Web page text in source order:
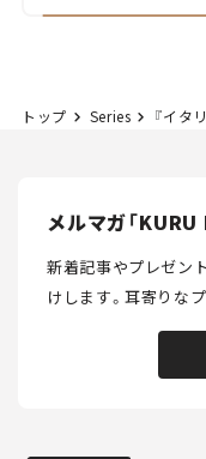
トップ Series 『イタリア発 大矢アキオの今日もク
メルマガ「KURU
新着記事やプレゼン
けします。耳寄りな